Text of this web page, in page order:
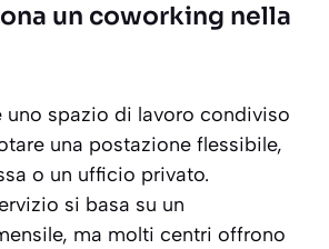
un coworking nella
uno spazio di lavoro condiviso
una postazione flessibile,
o un ufficio privato.
si basa su un
ma molti centri offrono